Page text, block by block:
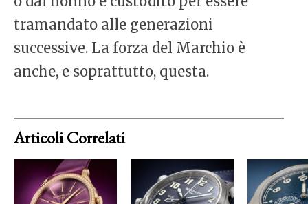
tramandato alle generazioni
successive. La forza del Marchio è
anche, e soprattutto, questa.
Articoli Correlati